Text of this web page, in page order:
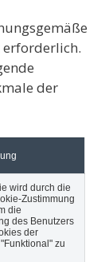
der
wird durch die
Zustimmung
die
des Benutzers
der
zu